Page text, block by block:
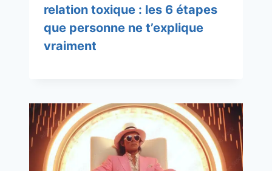
relation toxique : les 6 étapes
que personne ne t’explique
vraiment